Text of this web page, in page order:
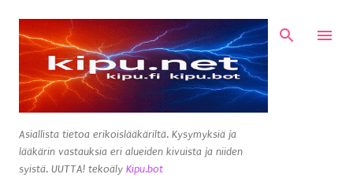
Siirry pääsisältöön
Asiallista tietoa erikoislääkäriltä. Kysymyksiä ja
lääkärin vastauksia eri alueiden kivuista ja niiden
syistä. UUTTA! tekoäly Kipu.bot